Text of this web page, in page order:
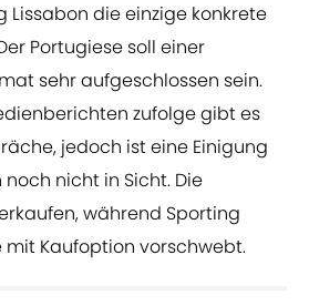
Lissabon die einzige konkrete
Portugiese soll einer
sehr aufgeschlossen sein.
zufolge gibt es
jedoch ist eine Einigung
nicht in Sicht. Die
während Sporting
mit Kaufoption vorschwebt.